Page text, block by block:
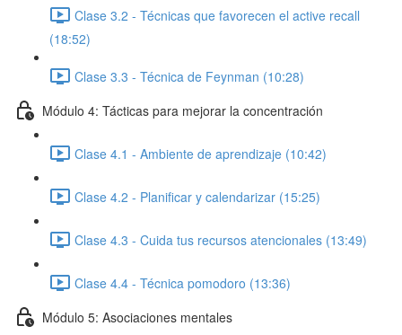
Clase 3.2 - Técnicas que favorecen el active recall
(18:52)
Clase 3.3 - Técnica de Feynman (10:28)
Módulo 4: Tácticas para mejorar la concentración
Clase 4.1 - Ambiente de aprendizaje (10:42)
Clase 4.2 - Planificar y calendarizar (15:25)
Clase 4.3 - Cuida tus recursos atencionales (13:49)
Clase 4.4 - Técnica pomodoro (13:36)
Módulo 5: Asociaciones mentales